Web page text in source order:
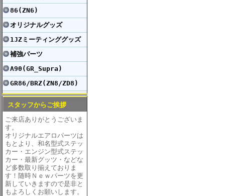
86(ZN6)
オリジナルグッズ
1JZミーティンググッズ
補強パーツ
A90(GR_Supra)
GR86/BRZ(ZN8/ZD8)
スタッフからご挨拶
ご来店ありがとうございま
す。
オリジナルエアロパーツは
もとより、和名型式ステッ
カー・エンジン型式ステッ
カー・最新グッツ・などな
ど多数取り揃えておりま
す！随時Ｎｅｗパーツを更
新していきますので是非と
もよろしくお願いします。